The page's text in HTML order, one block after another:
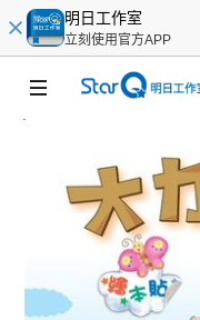
明日工作室
立刻使用官方APP